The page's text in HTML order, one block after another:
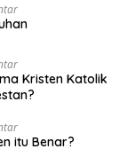
Nasional
Nasional dan
Kristen Katolik
itu Benar?